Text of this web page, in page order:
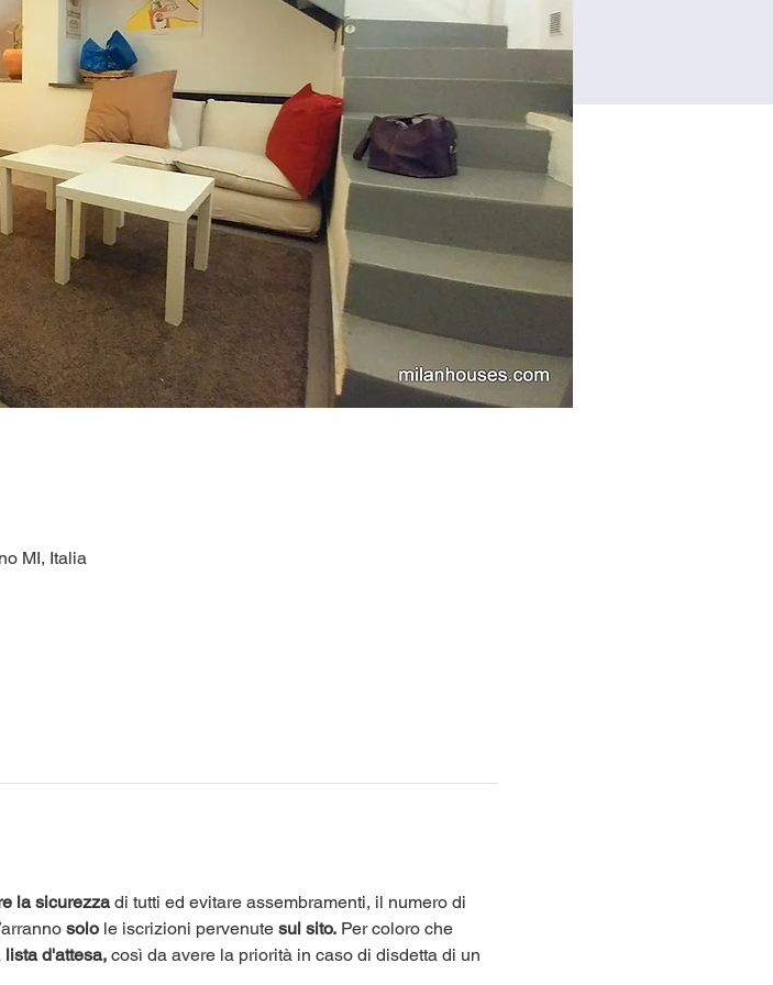
MI, Italia
la sicurezza di tutti ed evitare assembramenti, il numero di
solo le iscrizioni pervenute sul sito. Per coloro che
lista d'attesa, così da avere la priorità in caso di disdetta di un